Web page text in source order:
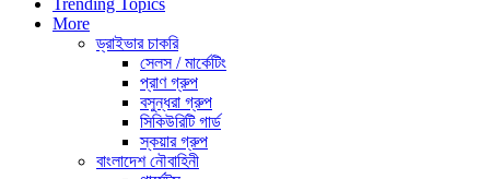
Trending Topics
More
ড্রাইভার চাকরি
সেলস / মার্কেটিং
প্রাণ গ্রুপ
বসুন্ধরা গ্রুপ
সিকিউরিটি গার্ড
স্কয়ার গ্রুপ
বাংলাদেশ নৌবাহিনী